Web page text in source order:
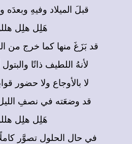
قبلَ الميلاد وفيهِ وبعدَه
هَلِل هلِل
قد بَزَغَ منها كما خرج من
لأنهُ اللطيف ذاتًا
لا بالأوجاع ولا حضور
قد وضعَته في نصفِ الليل
هَلِل هلِل
في حال الحلول تصوَّر